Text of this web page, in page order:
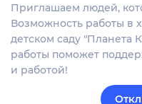
Приглашаем людей,
Возможность работы в
детском саду "Планета
работы поможет
и работой!